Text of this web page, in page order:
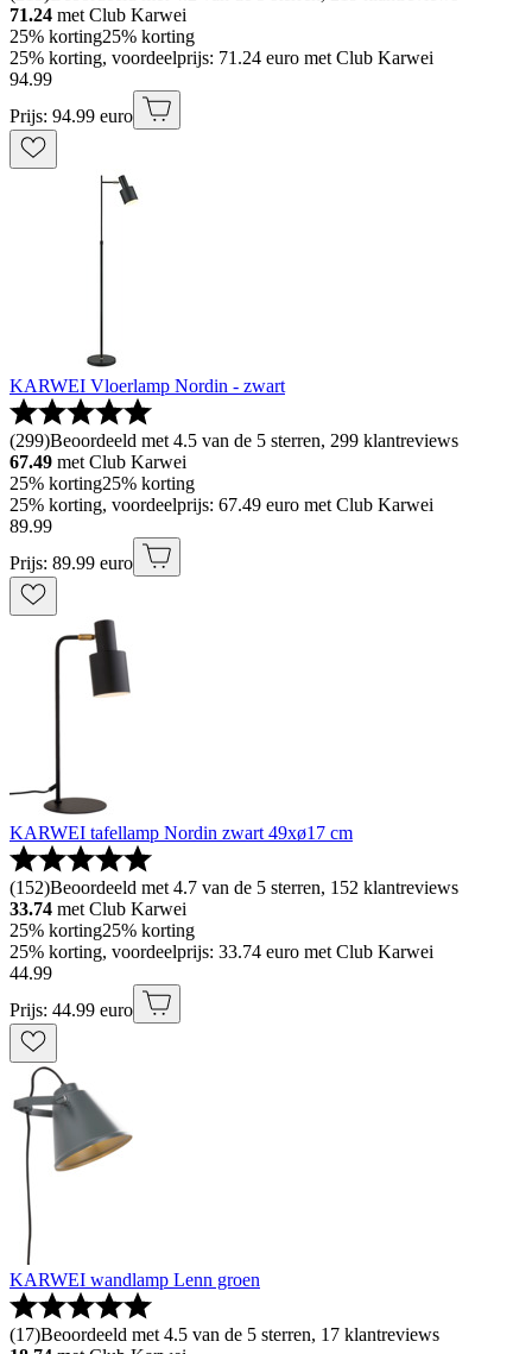
71.24 met Club Karwei
25% korting25% korting
25% korting, voordeelprijs: 71.24 euro met Club Karwei
94.99
Prijs: 94.99 euro
KARWEI Vloerlamp Nordin - zwart
(299)Beoordeeld met 4.5 van de 5 sterren, 299 klantreviews
67.49 met Club Karwei
25% korting25% korting
25% korting, voordeelprijs: 67.49 euro met Club Karwei
89.99
Prijs: 89.99 euro
KARWEI tafellamp Nordin zwart 49xø17 cm
(152)Beoordeeld met 4.7 van de 5 sterren, 152 klantreviews
33.74 met Club Karwei
25% korting25% korting
25% korting, voordeelprijs: 33.74 euro met Club Karwei
44.99
Prijs: 44.99 euro
KARWEI wandlamp Lenn groen
(17)Beoordeeld met 4.5 van de 5 sterren, 17 klantreviews